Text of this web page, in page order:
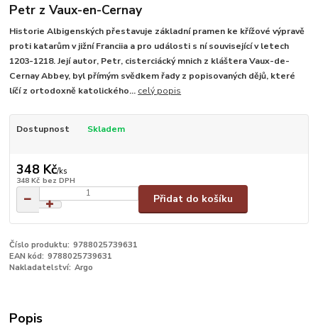
Petr z Vaux-en-Cernay
Historie Albigenských přestavuje základní pramen ke křížové výpravě
proti katarům v jižní Franciia a pro události s ní související v letech
1203-1218. Její autor, Petr, cisterciácký mnich z kláštera Vaux-de-
Cernay Abbey, byl přímým svědkem řady z popisovaných dějů, které
líčí z ortodoxně katolického... celý popis
Dostupnost Skladem
348 Kč/ks
348 Kč bez DPH
Přidat do košíku
Číslo produktu: 9788025739631
EAN kód: 9788025739631
Nakladatelství: Argo
Popis